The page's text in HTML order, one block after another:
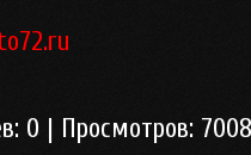
0 | Просмотров: 7008